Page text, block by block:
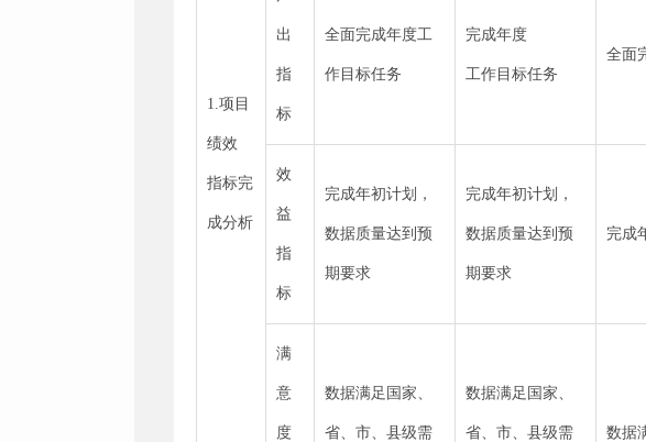
1.项目
绩效
指标完
成分析
出
指
标
全面完成年度工
作目标任务
完成年度
工作目标任务
全面
效
益
指
标
完成年初计划，
数据质量达到预
期要求
完成年初计划，
数据质量达到预
期要求
完成
满
意
度
数据满足国家、
省、市、县级需
数据满足国家、
省、市、县级需 数据